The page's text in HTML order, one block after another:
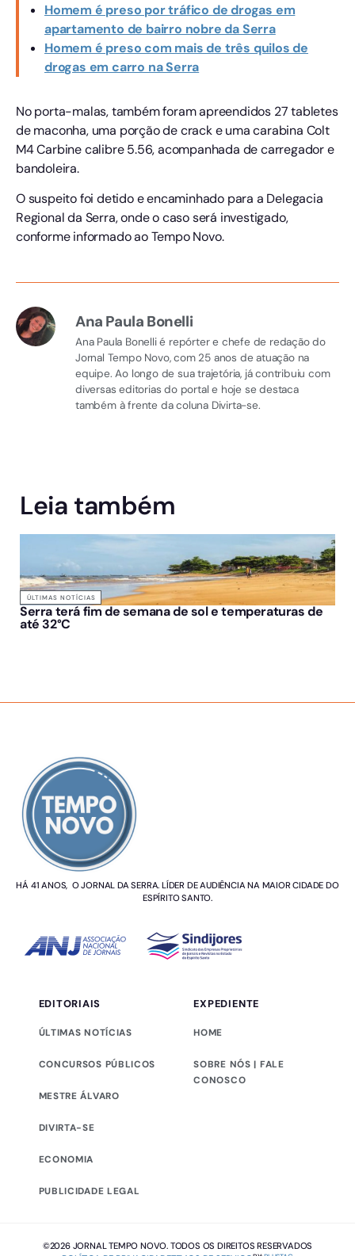
Homem é preso por tráfico de drogas em
apartamento de bairro nobre da Serra
Homem é preso com mais de três quilos de
drogas em carro na Serra
No porta-malas, também foram apreendidos 27 tabletes
de maconha, uma porção de crack e uma carabina Colt
M4 Carbine calibre 5.56, acompanhada de carregador e
bandoleira.
O suspeito foi detido e encaminhado para a Delegacia
Regional da Serra, onde o caso será investigado,
conforme informado ao Tempo Novo.
Ana Paula Bonelli
Ana Paula Bonelli é repórter e chefe de redação do
Jornal Tempo Novo, com 25 anos de atuação na
equipe. Ao longo de sua trajetória, já contribuiu com
diversas editorias do portal e hoje se destaca
também à frente da coluna Divirta-se.
Leia também
ÚLTIMAS NOTÍCIAS
Serra terá fim de semana de sol e temperaturas de
até 32°C
HÁ 41 ANOS, O JORNAL DA SERRA. LÍDER DE AUDIÊNCIA NA MAIOR CIDADE DO
ESPÍRITO SANTO.
EDITORIAIS
ÚLTIMAS NOTÍCIAS
CONCURSOS PÚBLICOS
MESTRE ÁLVARO
DIVIRTA-SE
ECONOMIA
PUBLICIDADE LEGAL
EXPEDIENTE
HOME
SOBRE NÓS | FALE
CONOSCO
©2026 JORNAL TEMPO NOVO. TODOS OS DIREITOS RESERVADOS